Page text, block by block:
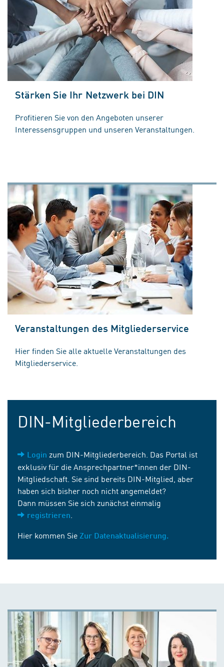
Stärken Sie Ihr Netzwerk bei DIN
Profitieren Sie von den Angeboten unserer
Interessensgruppen und unseren Veranstaltungen.
Veranstaltungen des Mitgliederservice
Hier finden Sie alle aktuelle Veranstaltungen des
Mitgliederservice.
DIN-Mitgliederbereich
Login zum DIN-Mitgliederbereich. Das Portal ist
exklusiv für die Ansprechpartner*innen der DIN-
Mitgliedschaft. Sie sind bereits DIN-Mitglied, aber
haben sich bisher noch nicht angemeldet?
Dann müssen Sie sich zunächst einmalig
registrieren
Hier kommen Sie Zur Datenaktualisierung.